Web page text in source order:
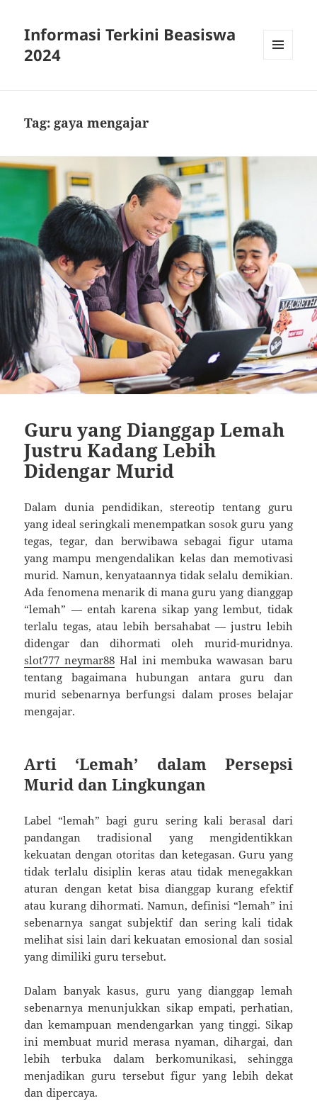
Informasi Terkini Beasiswa
2024
Tag: gaya mengajar
Guru yang Dianggap Lemah
Justru Kadang Lebih
Didengar Murid
Dalam dunia pendidikan, stereotip tentang guru
yang ideal seringkali menempatkan sosok guru yang
tegas, tegar, dan berwibawa sebagai figur utama
yang mampu mengendalikan kelas dan memotivasi
murid. Namun, kenyataannya tidak selalu demikian.
Ada fenomena menarik di mana guru yang dianggap
“lemah” — entah karena sikap yang lembut, tidak
terlalu tegas, atau lebih bersahabat — justru lebih
didengar dan dihormati oleh murid-muridnya.
slot777 neymar88 Hal ini membuka wawasan baru
tentang bagaimana hubungan antara guru dan
murid sebenarnya berfungsi dalam proses belajar
mengajar.
Arti ‘Lemah’ dalam Persepsi
Murid dan Lingkungan
Label “lemah” bagi guru sering kali berasal dari
pandangan tradisional yang mengidentikkan
kekuatan dengan otoritas dan ketegasan. Guru yang
tidak terlalu disiplin keras atau tidak menegakkan
aturan dengan ketat bisa dianggap kurang efektif
atau kurang dihormati. Namun, definisi “lemah” ini
sebenarnya sangat subjektif dan sering kali tidak
melihat sisi lain dari kekuatan emosional dan sosial
yang dimiliki guru tersebut.
Dalam banyak kasus, guru yang dianggap lemah
sebenarnya menunjukkan sikap empati, perhatian,
dan kemampuan mendengarkan yang tinggi. Sikap
ini membuat murid merasa nyaman, dihargai, dan
lebih terbuka dalam berkomunikasi, sehingga
menjadikan guru tersebut figur yang lebih dekat
dan dipercaya.